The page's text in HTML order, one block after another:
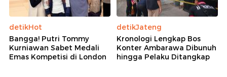
detikHot
Bangga! Putri Tommy
Kurniawan Sabet Medali
Emas Kompetisi di London
detikJateng
Kronologi Lengkap Bos
Konter Ambarawa Dibunuh
hingga Pelaku Ditangkap